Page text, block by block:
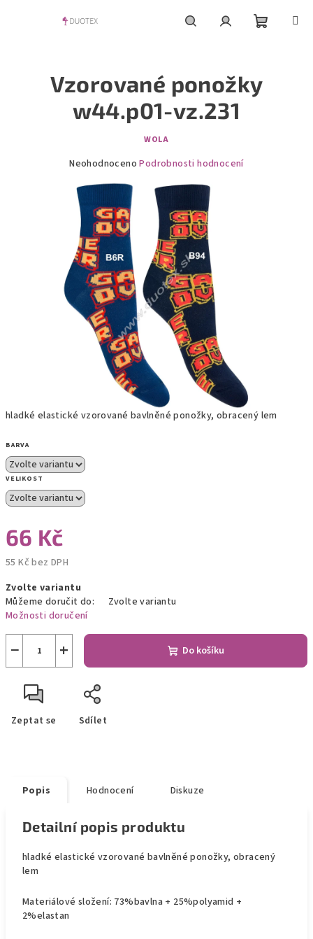
košík
hladké elastické vzorované bavlněné ponožky, obracený lem
BARVA
VELIKOST
66 Kč
55 Kč bez DPH
cena:
Zvolte variantu
Můžeme doručit do:
Zvolte variantu
Možnosti doručení
+
− Do košíku
Zeptat se Sdílet
Vzorované ponožky
w44.p01-vz.231
WOLA
Průměrné
produktu
0,0
hvězdiček.
Neohodnoceno Podrobnosti hodnocení
Popis Hodnocení Diskuze
Detailní popis produktu
hladké elastické vzorované bavlněné ponožky, obracený
lem
Materiálové složení: 73%bavlna + 25%polyamid +
2%elastan